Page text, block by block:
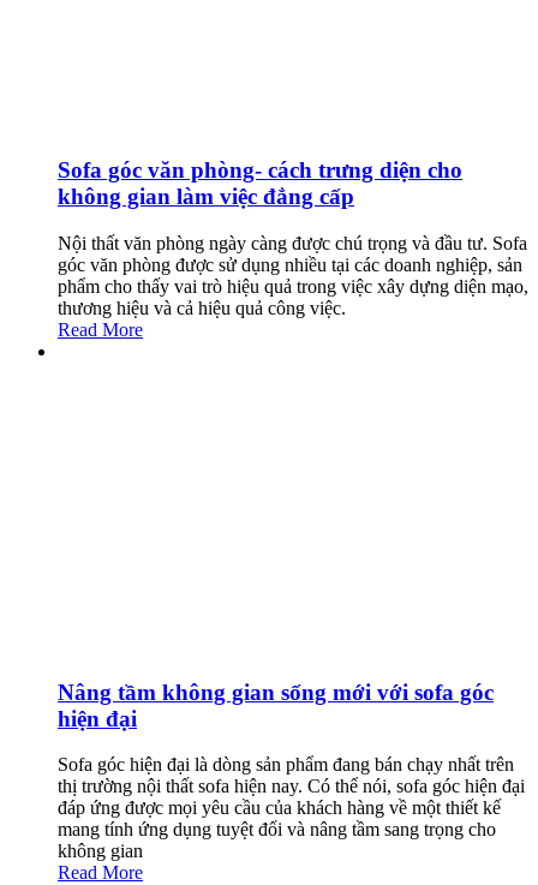
Sofa góc văn phòng- cách trưng diện cho
không gian làm việc đẳng cấp
Nội thất văn phòng ngày càng được chú trọng và đầu tư. Sofa
góc văn phòng được sử dụng nhiều tại các doanh nghiệp, sản
phẩm cho thấy vai trò hiệu quả trong việc xây dựng diện mạo,
thương hiệu và cả hiệu quả công việc.
Read More
Nâng tầm không gian sống mới với sofa góc
hiện đại
Sofa góc hiện đại là dòng sản phẩm đang bán chạy nhất trên
thị trường nội thất sofa hiện nay. Có thể nói, sofa góc hiện đại
đáp ứng được mọi yêu cầu của khách hàng về một thiết kế
mang tính ứng dụng tuyệt đối và nâng tầm sang trọng cho
không gian
Read More